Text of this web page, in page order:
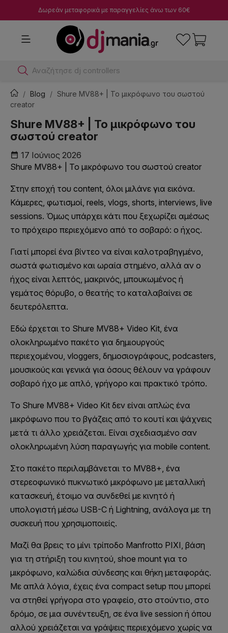
Δωρεάν μεταφορικά με παραγγελίες άνω των 60€
Αναζήτησε dj controllers
Blog
Shure MV88+ | Το μικρόφωνο του σωστού
creator
Shure MV88+ | Το μικρόφωνο του
σωστού creator
date_range 17 Ιούνιος 2026
Shure MV88+ | Το μικρόφωνο του σωστού creator
Στην εποχή του content, όλοι μιλάνε για εικόνα.
Κάμερες, φωτισμοί, reels, vlogs, shorts, interviews, live
sessions. Όμως υπάρχει κάτι που ξεχωρίζει αμέσως
το πρόχειρο περιεχόμενο από το σοβαρό: ο ήχος.
Γιατί μπορεί ένα βίντεο να είναι καλοτραβηγμένο,
σωστά φωτισμένο και ωραία στημένο, αλλά αν ο
ήχος είναι λεπτός, μακρινός, μπουκωμένος ή
γεμάτος θόρυβο, ο θεατής το καταλαβαίνει σε
δευτερόλεπτα.
Εδώ έρχεται το Shure MV88+ Video Kit, ένα
ολοκληρωμένο πακέτο για δημιουργούς
περιεχομένου, vloggers, δημοσιογράφους, podcasters,
μουσικούς και γενικά για όσους θέλουν να γράφουν
σοβαρό ήχο με απλό, γρήγορο και πρακτικό τρόπο.
Το Shure MV88+ Video Kit δεν είναι απλώς ένα
μικρόφωνο που το βγάζεις από το κουτί και ψάχνεις
μετά τι άλλο χρειάζεται. Είναι σχεδιασμένο σαν
ολοκληρωμένη λύση παραγωγής για mobile content.
Στο πακέτο περιλαμβάνεται το MV88+, ένα
στερεοφωνικό πυκνωτικό μικρόφωνο με μεταλλική
κατασκευή, έτοιμο να συνδεθεί με κινητό ή
υπολογιστή μέσω USB-C ή Lightning, ανάλογα με τη
συσκευή που χρησιμοποιείς.
Μαζί θα βρεις το μίνι τρίποδο Manfrotto PIXI, βάση
για τη στήριξη του κινητού, shoe mount για το
μικρόφωνο, καλώδια σύνδεσης και θήκη μεταφοράς.
Με απλά λόγια, έχεις ένα compact setup που μπορεί
να στηθεί γρήγορα στο γραφείο, στο στούντιο, στο
δρόμο, σε μια συνέντευξη, σε ένα live session ή όπου
αλλού χρειάζεται να γράψεις περιεχόμενο χωρίς να